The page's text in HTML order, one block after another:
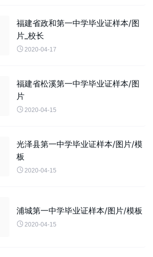
福建省政和第一中学毕业证样本/图
片_校长
 2020-04-17
福建省松溪第一中学毕业证样本/图
片
 2020-04-15
光泽县第一中学毕业证样本/图片/模
板
 2020-04-15
浦城第一中学毕业证样本/图片/模板
 2020-04-15